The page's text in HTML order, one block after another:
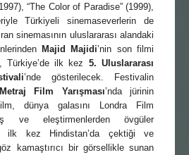
“The Color of Paradise” (1999),
Türkiyeli sinemaseverlerin de
sinemasının uluslararası alandaki
Majid Majidi’nin son filmi
Türkiye’de ilk kez 5. Uluslararası
’nde gösterilecek. Festivalin
Film Yarışması’nda jürinin
dünya galasını Londra Film
ve eleştirmenlerden övgüler
ilk kez Hindistan’da çektiği ve
kamaştırıcı bir görsellikle sunan